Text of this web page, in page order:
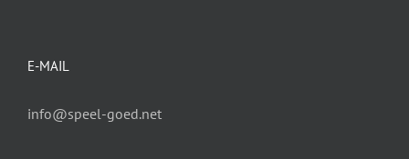
E-MAIL
info@speel-goed.net